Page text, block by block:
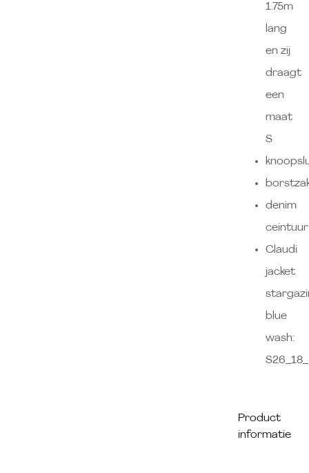
Product
informatie
1.75m
lang
en zij
draagt
een
maat
S
denim
ceintuur
Claudi
jacket
blue
wash: